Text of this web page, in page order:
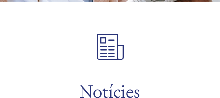
Notícies